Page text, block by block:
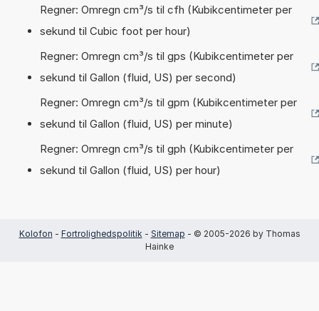
Regner: Omregn cm³/s til cfh (Kubikcentimeter per
sekund til Cubic foot per hour)
Regner: Omregn cm³/s til gps (Kubikcentimeter per
sekund til Gallon (fluid, US) per second)
Regner: Omregn cm³/s til gpm (Kubikcentimeter per
sekund til Gallon (fluid, US) per minute)
Regner: Omregn cm³/s til gph (Kubikcentimeter per
sekund til Gallon (fluid, US) per hour)
Kolofon - Fortrolighedspolitik - Sitemap - © 2005-2026 by Thomas
Hainke